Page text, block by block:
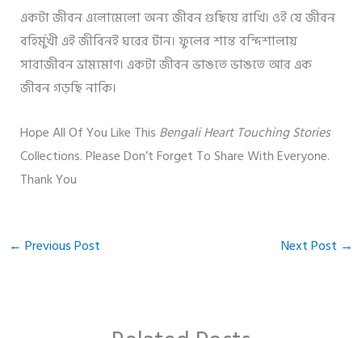
একটা জীবন এলোমেলো অন্য জীবন গুছিয়ে রাখি। ওই যে জীবন
বহির্মুখী এই জীবিনই ঘরের টান। ফুলের শান্ত বন্দিশালায়
সারাজীবন ভ্রাম্যমাণ। একটা জীবন ভাঙতে ভাঙতে আর এক
জীবন গড়ছি নাকি।
Hope All Of You Like This Bengali Heart Touching Stories
Collections. Please Don’t Forget To Share With Everyone.
Thank You
← Previous Post Next Post →